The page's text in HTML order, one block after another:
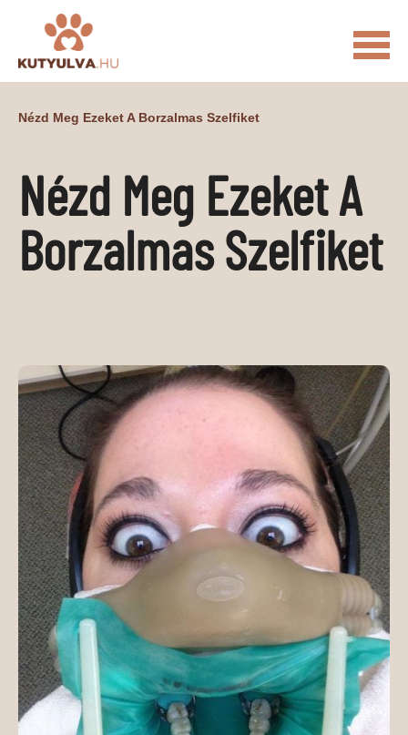
KUTYULVA – HÍREK
CUKI ÉLETKÉPEK NÖVÉNYEK
ÁLLATI
PR CIKKEK
MÉDIAAJÁNLAT
KAPCSOLAT
Nézd Meg Ezeket A Borzalmas Szelfiket
Nézd Meg Ezeket A
Borzalmas Szelfiket